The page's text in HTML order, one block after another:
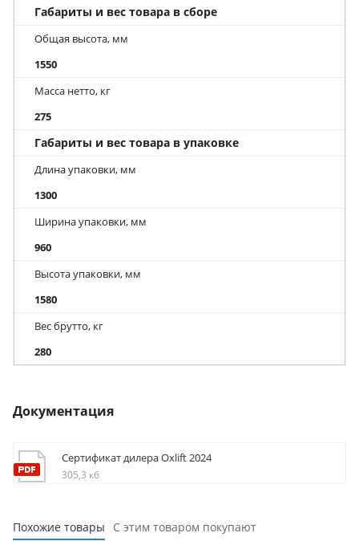
Габариты и вес товара в сборе
Общая высота, мм
1550
Масса нетто, кг
275
Габариты и вес товара в упаковке
Длина упаковки, мм
1300
Ширина упаковки, мм
960
Высота упаковки, мм
1580
Вес брутто, кг
280
Документация
Сертификат дилера Oxlift 2024
305,3 кб
Похожие товары С этим товаром покупают